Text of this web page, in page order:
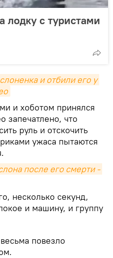
лодку с туристами
и отбили его у
и хоботом принялся
запечатлено, что
руль и отскочить
ужаса пытаются
после его смерти -
несколько секунд,
и машину, и группу
повезло